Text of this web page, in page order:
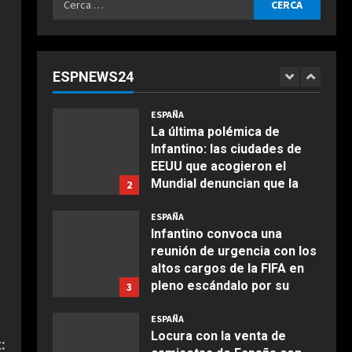
ESPNEWS24
1
2
ESPAÑA
La última polémica de
Infantino: las ciudades de
EEUU que acogieron el
Mundial denuncian que la
Agosto 5, 2026
3
ESPAÑA
Infantino convoca una
reunión de urgencia con los
altos cargos de la FIFA en
pleno escándalo por su
Agosto 5, 2026
ESPAÑA
Locura con la venta de
COCINA
Ensalada de espinacas
deliciosa
Maggio 28, 2026
Boquerones fritos en
freidora de aire
Aprile 24, 2026
Buñuelos de alcachofas